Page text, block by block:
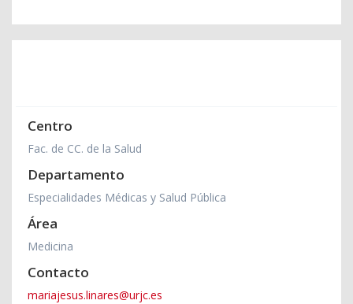
Centro
Fac. de CC. de la Salud
Departamento
Especialidades Médicas y Salud Pública
Área
Medicina
Contacto
mariajesus.linares@urjc.es